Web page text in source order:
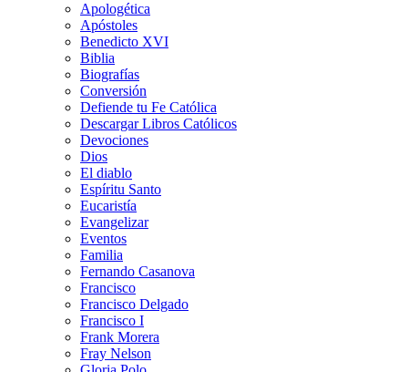
Apologética
Apóstoles
Benedicto XVI
Biblia
Biografías
Conversión
Defiende tu Fe Católica
Descargar Libros Católicos
Devociones
Dios
El diablo
Espíritu Santo
Eucaristía
Evangelizar
Eventos
Familia
Fernando Casanova
Francisco
Francisco Delgado
Francisco I
Frank Morera
Fray Nelson